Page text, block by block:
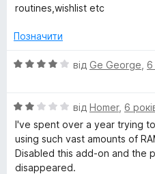
к
4
routines,wishlist etc
Позначити
О
н
к
а
4
з
від Ge George 6
О
ц
н
к
від Homer, 6
I've spent over a year trying
using such vast amounts of
Disabled this add-on and the
disappeared.